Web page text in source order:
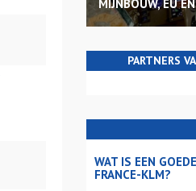
MIJNBOUW, EU
PARTNERS
WAT IS EEN
FRANCE-KLM?